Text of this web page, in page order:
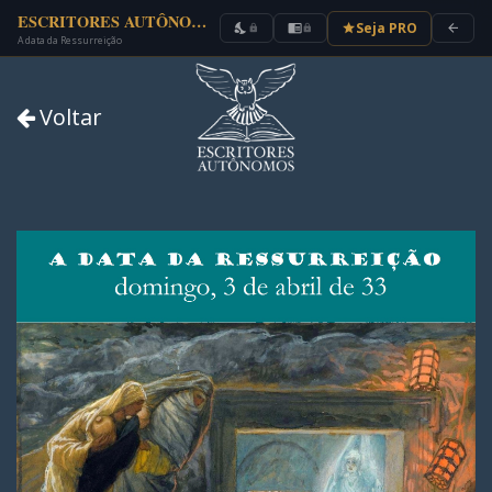
ESCRITORES AUTÔNOMOS
A data da Ressurreição
nights_stay lock chrome_reader_modelock starSeja PRO arrow_back
Voltar